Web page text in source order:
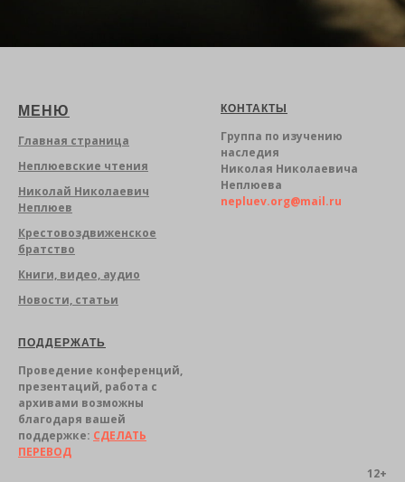
МЕНЮ
Главная страница
Неплюевские чтения
Николай Николаевич
Неплюев
Крестовоздвиженское
братство
Книги, видео, аудио
Новости, статьи
КОНТАКТЫ
Группа по изучению
наследия
Николая Николаевича
Неплюева
nepluev.org@mail.ru
ПОДДЕРЖАТЬ
Проведение конференций,
презентаций, работа с
архивами возможны
благодаря вашей
поддержке: СДЕЛАТЬ
ПЕРЕВОД
12+